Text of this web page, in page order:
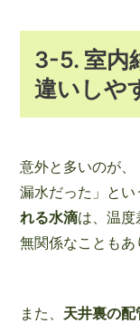
3-5. 室内
違いしや
意外と多いのが
漏水だった」とい
れる水滴は、温
無関係なこともあ
また、 天井裏の